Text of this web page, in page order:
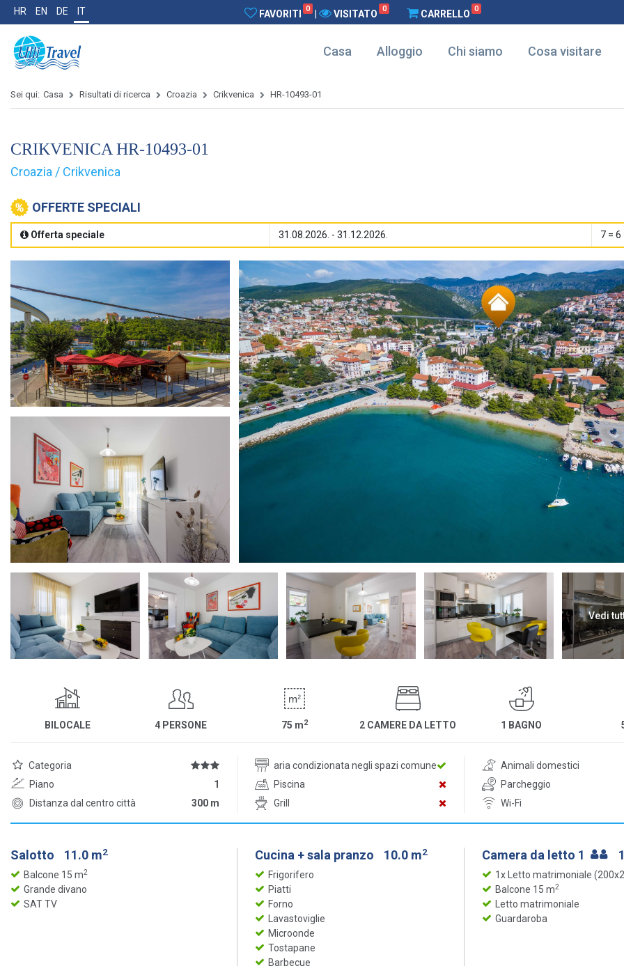
HR EN DE IT FAVORITI 0 VISITATO 0 CARRELLO 0
Casa Alloggio Chi siamo Cosa visitare
Sei qui: Casa Risultati di ricerca Croazia Crikvenica HR-10493-01
CRIKVENICA HR-10493-01
Croazia / Crikvenica
OFFERTE SPECIALI
Offerta speciale 31.08.2026. - 31.12.2026. 7 = 6
Vedi
BILOCALE 4 PERSONE 75 m2 2 CAMERE DA LETTO 1 BAGNO
Categoria aria condizionata negli spazi comune
Animali domestici
Piano
1 Piscina
Parcheggio
Distanza dal centro città
300 m Grill Wi-Fi
Salotto 11.0 m2
Balcone 15 m2
Grande divano
SAT TV
Cucina + sala pranzo 10.0 m2
Frigorifero
Piatti
Forno
Lavastoviglie
Microonde
Tostapane
Barbecue
Camera da letto 1
1x Letto matrimoniale
Balcone 15 m2
Letto matrimoniale
Guardaroba